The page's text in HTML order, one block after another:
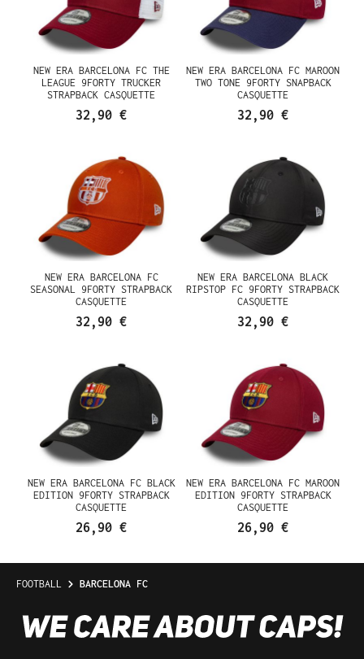
NEW ERA BARCELONA FC THE
LEAGUE 9FORTY TRUCKER
STRAPBACK CASQUETTE
32,90 €
NEW ERA BARCELONA FC MAROON
TWO TONE 9FORTY SNAPBACK
CASQUETTE
32,90 €
NEW ERA BARCELONA FC
SEASONAL 9FORTY STRAPBACK
CASQUETTE
32,90 €
NEW ERA BARCELONA BLACK
RIPSTOP FC 9FORTY STRAPBACK
CASQUETTE
32,90 €
NEW ERA BARCELONA FC BLACK
EDITION 9FORTY STRAPBACK
CASQUETTE
26,90 €
NEW ERA BARCELONA FC MAROON
EDITION 9FORTY STRAPBACK
CASQUETTE
26,90 €
FOOTBALL BARCELONA FC